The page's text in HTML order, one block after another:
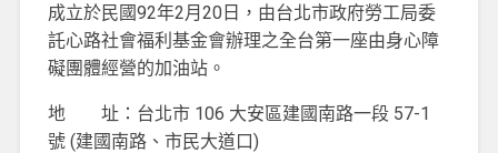
成立於民國92年2月20日，由台北市政府勞工局委
託心路社會福利基金會辦理之全台第一座由身心障
礙團體經營的加油站。
地 址： 台北市 106 大安區建國南路一段 57-1
號 (建國南路、市民大道口)